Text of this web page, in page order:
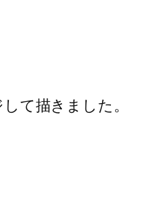
て描きました。